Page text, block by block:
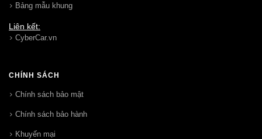
Bảng mẫu khung
Liên kết:
CyberCar.vn
CHÍNH SÁCH
Chính sách bảo mật
Chính sách bảo hành
Khuyến mại